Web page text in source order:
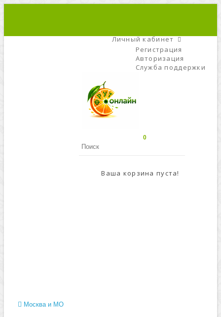
Личный кабинет
Регистрация
Авторизация
Служба поддержки
0
Ваша корзина пуста!
Москва и МО